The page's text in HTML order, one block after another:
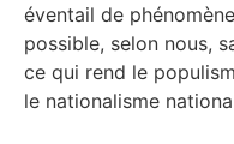
éventail de
possible, selon nous,
ce qui rend le
le nationalisme